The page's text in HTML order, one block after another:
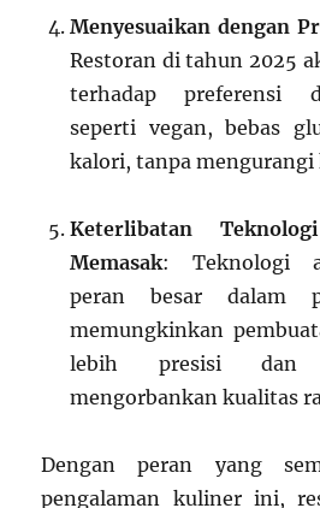
Menyesuaikan dengan
Restoran di tahun 2025
terhadap preferensi
seperti vegan, bebas
kalori, tanpa mengurangi
Keterlibatan
Memasak: Teknologi
peran besar dalam
memungkinkan
lebih presisi dan
mengorbankan kualitas
Dengan peran yang
pengalaman kuliner ini,